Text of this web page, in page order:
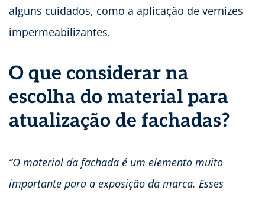
alguns cuidados, como a aplicação de vernizes
impermeabilizantes.
O que considerar na
escolha do material para
atualização de fachadas?
“O material da fachada é um elemento muito
importante para a exposição da marca. Esses